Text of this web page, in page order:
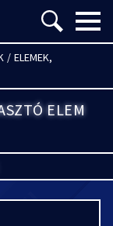
Menü
/ ELEMEK,
ELEM